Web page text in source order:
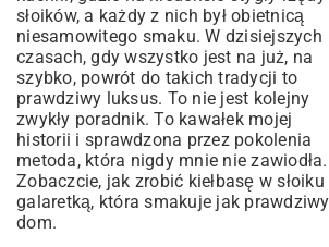
słoików, a każdy z nich był obietnicą
niesamowitego smaku. W dzisiejszych
czasach, gdy wszystko jest na już, na
szybko, powrót do takich tradycji to
prawdziwy luksus. To nie jest kolejny
zwykły poradnik. To kawałek mojej
historii i sprawdzona przez pokolenia
metoda, która nigdy mnie nie zawiodła.
Zobaczcie, jak zrobić kiełbasę w słoiku
galaretką, która smakuje jak prawdziwy
dom.